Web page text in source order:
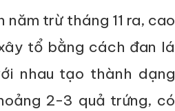
năm trừ tháng 11 ra, cao
tổ bằng cách đan lá
nhau tạo thành dạng
2-3 quả trứng, có